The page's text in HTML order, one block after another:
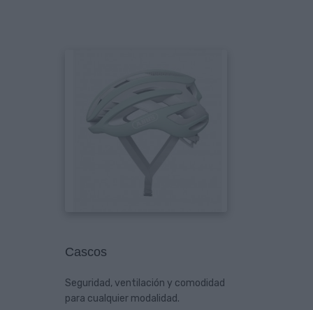
Cascos
Seguridad, ventilación y comodidad
para cualquier modalidad.